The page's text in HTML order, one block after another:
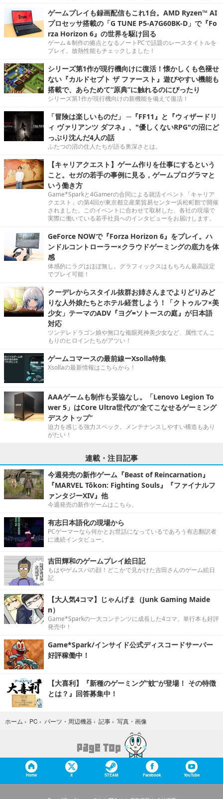
ゲームプレイも録画配信もこれ1台。AMD Ryzen™ AI
プロセッサ搭載の「G TUNE P5-A7G60BK-D」で『Fo
rza Horizon 6』の世界を駆け回る
ゲーム＆制作の拠点となるノートPCで話題のレースタイトルを
プレイ。放熱性能もチェックしました！
シリーズ第1作が現行機向けに復活！懐かしくも色褪せ
ない『カルドセプト ザ ファースト』遊びやすい機能も
搭載で、あらためて“原典”に触れるのにぴったり
シリーズ第1作が現行機向けの新機能を備えて復活！
「冒険は楽しいものだ」 ─『FF11』と『ウィザードリ
ィ ヴァリアンツ ダフネ』、"優しくないRPG"の沼にど
っぷり沈んだ4人の話
ふたつの沼の住人たちが語る奥深さとは。
【キャリアクエスト】ゲーム作りを仕事にするという
こと。セガの若手の事例に見る，ゲームプログラマと
いう働き方
Game*Sparkと4Gamerの合同による就活イベント「キャリア
クエスト」の第4回が東京都立産業貿易センター浜松町館で開催
されました。このイベントに合わせて取材した、各社の現場で
実際に働いている若手社員へのインタビューをお届けします。
GeForce NOWで『Forza Horizon 6』をプレイ。ハ
ンドルコントローラー×クラウドゲーミングの底力を体
感
体感的にラグはほぼ無し。グラフィックスはもちろん最高設定
でプレイ可能！
クーデレからスタイル抜群お姉さんまでよりどりみど
りな人外娘たちとホテル経営しよう！「クトゥルフ×美
少女」テーマのADV『ヨグ=ソトースの庭』が日本語
対応
ツンデレドラゴン娘や無口な複眼死神美少女など、属性てんこ
もりのヒロインたちがアツい！
ゲームコマースの最前線ーXsolla特集
Xsollaの最新情報はこちらから！
AAAゲームも制作も妥協なし。「Lenovo Legion To
wer 5」はCore Ultra世代の“全てこなせるゲーミング
デスクトップ”
迫力を感じる強力スペック。メンテナンスしやすい構造もあり
がたい！
連載・注目記事
今週発売の新作ゲーム『Beast of Reincarnation』
『MARVEL Tōkon: Fighting Souls』『ファイナルフ
ァンタジーXIV』他
今週発売の新作ゲームはこちら。
有志日本語化の現場から
PCゲーマーなら何かとお世話になっているであろう有志翻訳者
に連続インタビュー。
吉田輝和のゲームプレイ絵日記
もはやゲムスパの顔！どこかで見かけた吉田さんのゲーム絵日
記
【大人気4コマ】じゃんげま（Junk Gaming Maide
n）
Game*Sparkの一大コンテンツに成長した4コマ。単行本も好評
発売中！
Game*Spark/インサイド公式ディスコードサーバー
好評稼働中！
【大喜利】『新種のゲーミング“蚊”が登場！ その特徴
とは？』回答募集中！
ホーム › PC › パーツ・周辺機器 › 記事 › 写真・画像
Home X STEAM Facebook YouTube